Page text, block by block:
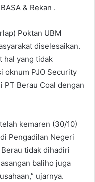
& Rekan .
Poktan UBM
diselesaikan.
hal yang tidak
oknum PJO Security
PT Berau Coal dengan
kemaren (30/10)
Pengadilan Negeri
tidak dihadiri
baliho juga
ujarnya.